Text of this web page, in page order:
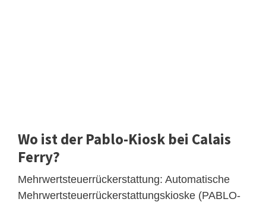
Wo ist der Pablo-Kiosk bei Calais
Ferry?
Mehrwertsteuerrückerstattung: Automatische
Mehrwertsteuerrückerstattungskioske (PABLO-